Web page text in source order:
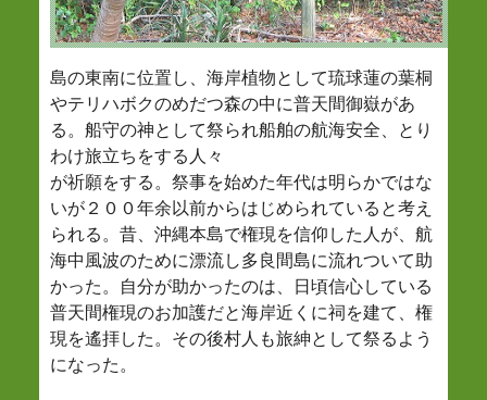
島の東南に位置し、海岸植物として琉球蓮の葉桐
やテリハボクのめだつ森の中に普天間御嶽があ
る。船守の神として祭られ船舶の航海安全、とり
わけ旅立ちをする人々
が祈願をする。祭事を始めた年代は明らかではな
いが２００年余以前からはじめられていると考え
られる。昔、沖縄本島で権現を信仰した人が、航
海中風波のために漂流し多良間島に流れついて助
かった。自分が助かったのは、日頃信心している
普天間権現のお加護だと海岸近くに祠を建て、権
現を遙拝した。その後村人も旅紳として祭るよう
になった。